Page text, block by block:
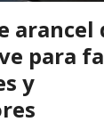
arancel
para
y